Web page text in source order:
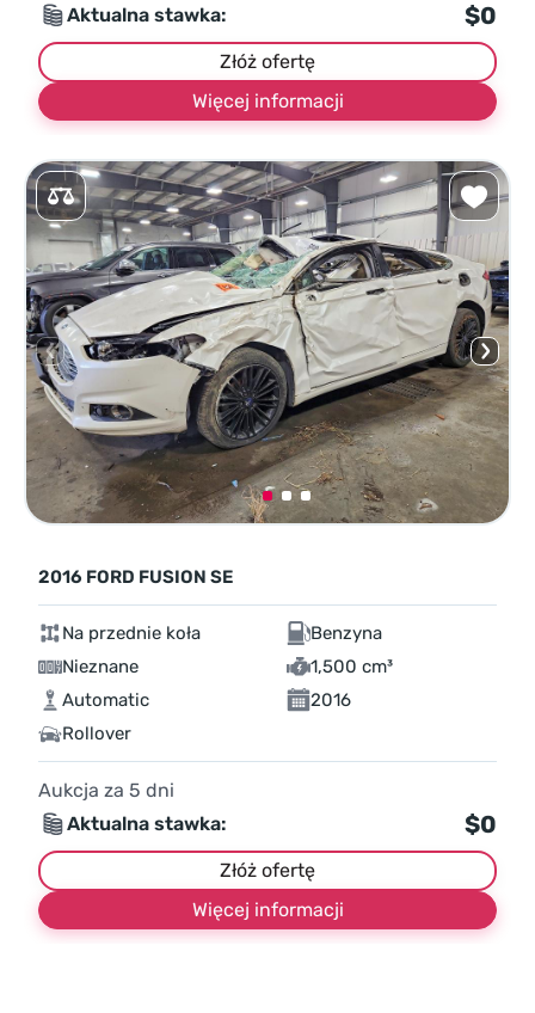
Aktualna stawka:
$0
Złóż ofertę
Więcej informacji
2016 FORD FUSION SE
Na przednie koła
Benzyna
Nieznane
1,500 cm³
Automatic
2016
Rollover
Aukcja za 5 dni
Aktualna stawka:
$0
Złóż ofertę
Więcej informacji